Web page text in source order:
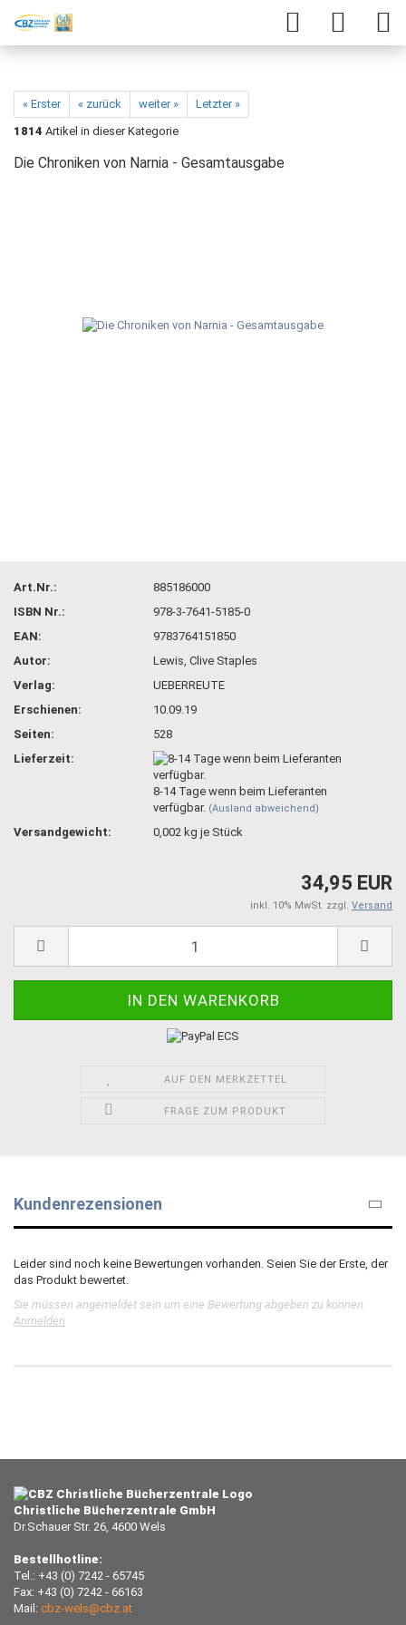
« Erster « zurück weiter »
Letzter »
1814 Artikel in dieser Kategorie
Die Chroniken von Narnia - Gesamtausgabe
Art.Nr.:
885186000
ISBN Nr.:
978-3-7641-5185-0
EAN:
9783764151850
Autor:
Lewis, Clive Staples
Verlag:
UEBERREUTE
Erschienen:
10.09.19
Seiten:
528
Lieferzeit:
8-14 Tage wenn beim Lieferanten
verfügbar. (Ausland abweichend)
Versandgewicht: 0,002 kg je Stück
34,95 EUR
inkl. 10% MwSt. zzgl. Versand
AUF DEN MERKZETTEL
FRAGE ZUM PRODUKT
Kundenrezensionen
Leider sind noch keine Bewertungen vorhanden. Seien Sie der Erste, der
das Produkt bewertet.
Sie müssen angemeldet sein um eine Bewertung abgeben zu können.
Anmelden
Christliche Bücherzentrale GmbH
Dr.Schauer Str. 26, 4600 Wels
Bestellhotline:
Tel.: +43 (0) 7242 - 65745
Fax: +43 (0) 7242 - 66163
Mail: cbz-wels@cbz.at